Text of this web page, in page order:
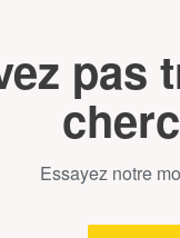
Essayez notre